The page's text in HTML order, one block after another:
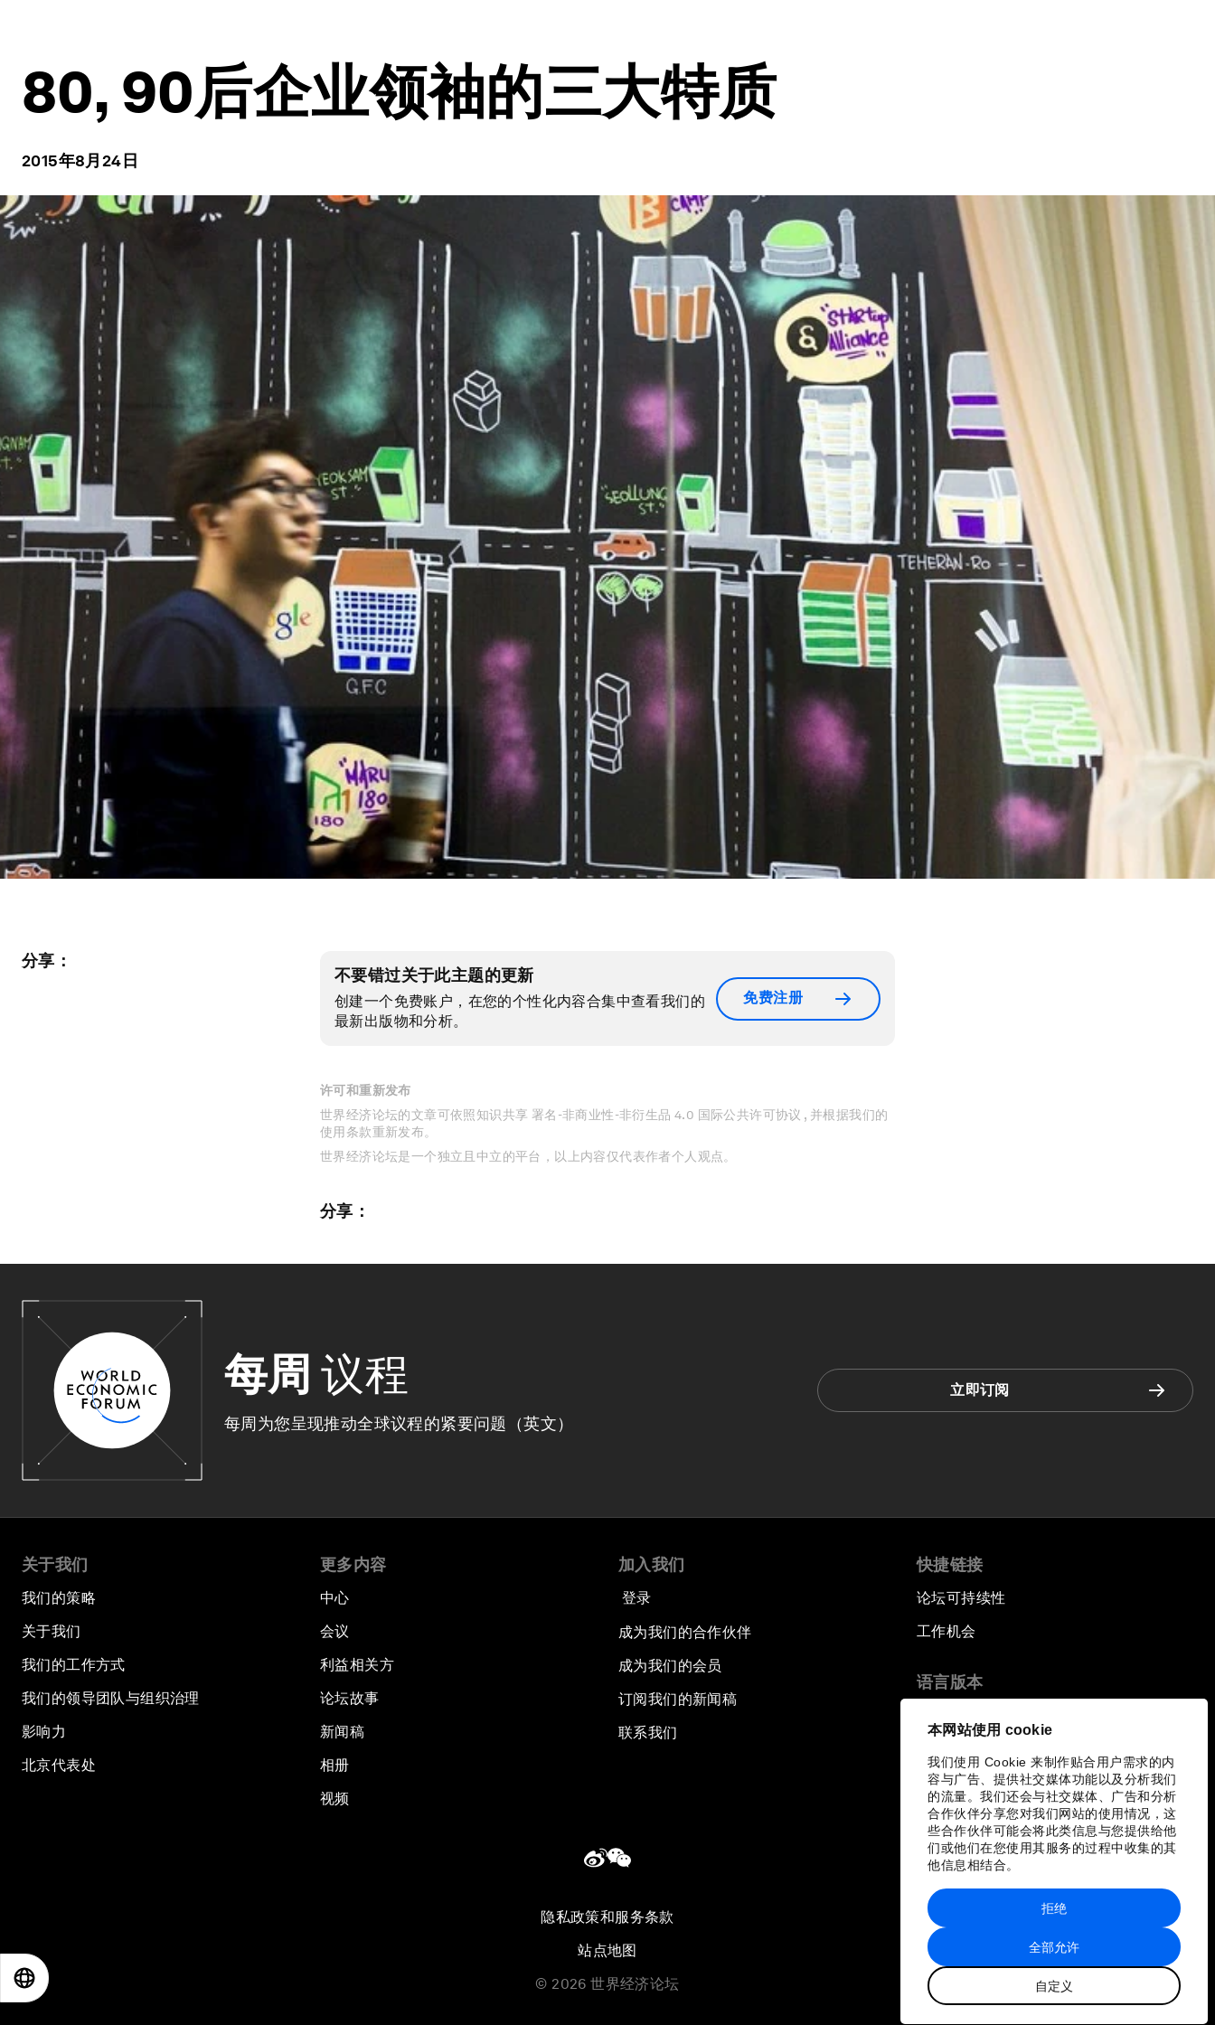
本网站使用 cookie
我们使用 Cookie 来制作贴合用户需求的内
容与广告、提供社交媒体功能以及分析我们
的流量。我们还会与社交媒体、广告和分析
合作伙伴分享您对我们网站的使用情况，这
些合作伙伴可能会将此类信息与您提供给他
们或他们在您使用其服务的过程中收集的其
他信息相结合。
全部允许
自定义
拒绝
80, 90后企业领袖的三大特质
2015年8月24日
分享：
不要错过关于此主题的更新
创建一个免费账户，在您的个性化内容合集中查看我们的
最新出版物和分析。
免费注册
许可和重新发布
世界经济论坛的文章可依照知识共享 署名-非商业性-非衍生品 4.0 国际公共许可协议 , 并根据我们的
使用条款重新发布。
世界经济论坛是一个独立且中立的平台，以上内容仅代表作者个人观点。
分享：
每周 议程
每周为您呈现推动全球议程的紧要问题（英文）
立即订阅
关于我们
我们的策略
关于我们
我们的工作方式
我们的领导团队与组织治理
影响力
北京代表处
更多内容
中心
会议
利益相关方
论坛故事
新闻稿
相册
视频
加入我们
登录
成为我们的合作伙伴
成为我们的会员
订阅我们的新闻稿
联系我们
快捷链接
论坛可持续性
工作机会
语言版本
隐私政策和服务条款
站点地图
© 2026 世界经济论坛